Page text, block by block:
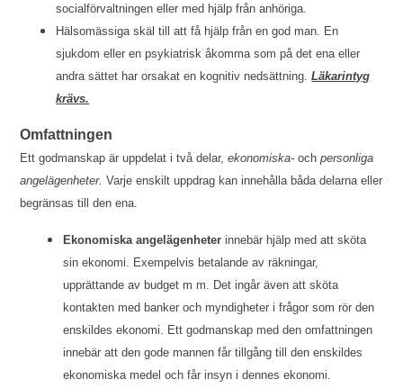
socialförvaltningen eller med hjälp från anhöriga.
Hälsomässiga skäl till att få hjälp från en god man. En
sjukdom eller en psykiatrisk åkomma som på det ena eller
andra sättet har orsakat en kognitiv nedsättning.Läkarintyg
krävs.
Omfattningen
Ett godmanskap är uppdelat i två delar,ekonomiska-ochpersonliga
angelägenheter.Varje enskilt uppdrag kan innehålla båda delarna eller
begränsas till den ena.
Ekonomiska angelägenheterinnebär hjälp med att sköta
sin ekonomi. Exempelvis betalande av räkningar,
upprättande av budget m m. Det ingår även att sköta
kontakten med banker och myndigheter i frågor som rör den
enskildes ekonomi. Ett godmanskap med den omfattningen
innebär att den gode mannen får tillgång till den enskildes
ekonomiska medel och får insyn i dennes ekonomi.